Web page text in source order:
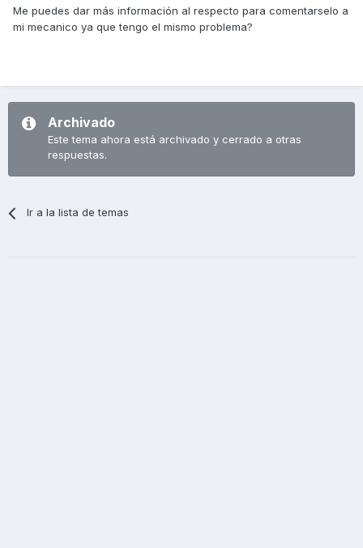
Me puedes dar más información al respecto para comentarselo a
mi mecanico ya que tengo el mismo problema?
Archivado
Este tema ahora está archivado y cerrado a otras
respuestas.
Ir a la lista de temas